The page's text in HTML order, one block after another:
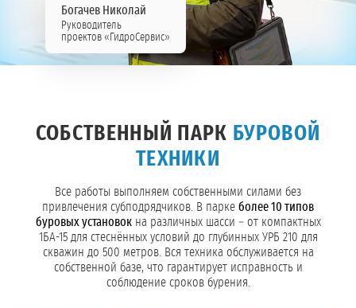
Богачев Николай
Руководитель
проектов «ГидроСервис»
СОБСТВЕННЫЙ ПАРК БУРОВОЙ
ТЕХНИКИ
Все работы выполняем собственными силами без
привлечения субподрядчиков. В парке более 10 типов
буровых установокна различных шасси – от компактных
1БА-15 для стеснённых условий до глубинных УРБ 210 для
скважин до 500 метров. Вся техника обслуживается на
собственной базе, что гарантирует исправность и
соблюдение сроков бурения.